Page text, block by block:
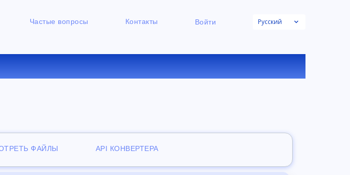
Частые вопросы Контакты Войти Русский
В PDF ОНЛАЙН
ФАЙЛЫ API КОНВЕРТЕРА